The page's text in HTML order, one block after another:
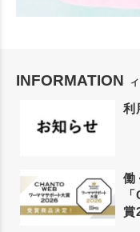
INFORMATION
利
働
賞